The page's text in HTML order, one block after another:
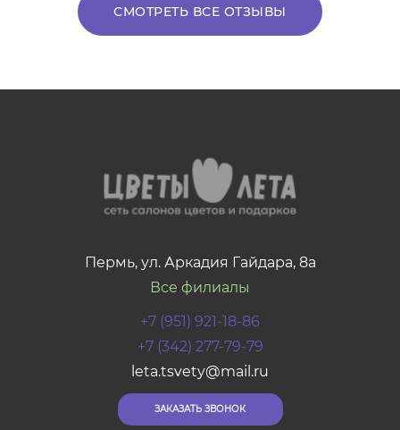
СМОТРЕТЬ ВСЕ ОТЗЫВЫ
Пермь, ул. Аркадия Гайдара, 8а
Все филиалы
+7 (951) 921-18-86
+7 (342) 277-79-79
leta.tsvety@mail.ru
ЗАКАЗАТЬ ЗВОНОК